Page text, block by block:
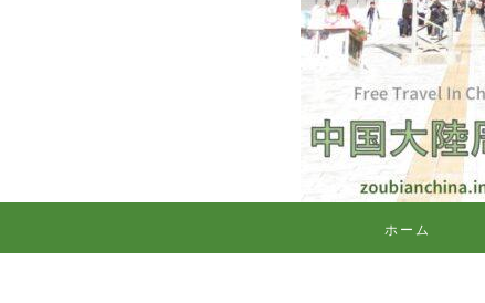
ホーム